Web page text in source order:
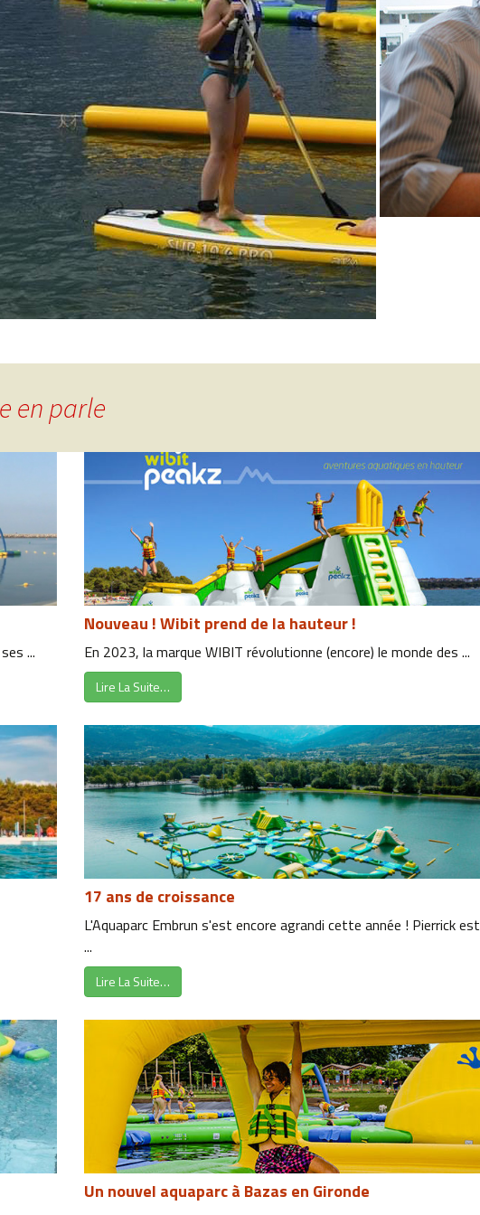
en parle
...
Nouveau ! Wibit prend de la hauteur !
En 2023, la marque WIBIT révolutionne (encore) le monde des ...
Lire La Suite…
17 ans de croissance
L'Aquaparc Embrun s'est encore agrandi cette année ! Pierrick est
...
Lire La Suite…
Un nouvel aquaparc à Bazas en Gironde